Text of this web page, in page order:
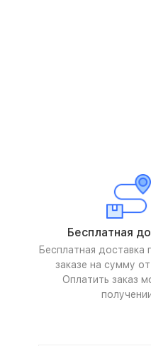
Бесплатная
Бесплатная доставка
заказе на сумму
Оплатить заказ